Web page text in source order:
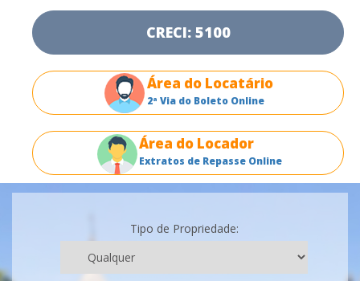
CRECI: 5100
Área do Locatário
2ª Via do Boleto Online
Área do Locador
Extratos de Repasse Online
Tipo de Propriedade: